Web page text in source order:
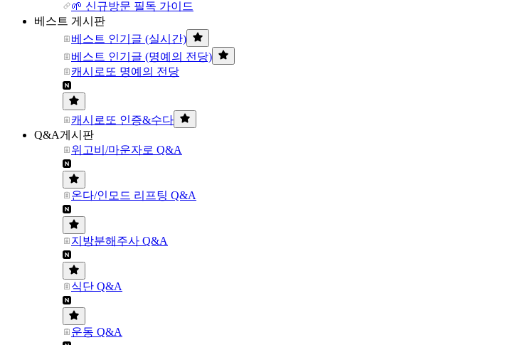
🌱 신규방문 필독 가이드
베스트 게시판
베스트 인기글 (실시간)
베스트 인기글 (명예의 전당)
캐시로또 명예의 전당
캐시로또 인증&수다
Q&A게시판
위고비/마운자로 Q&A
온다/인모드 리프팅 Q&A
지방분해주사 Q&A
식단 Q&A
운동 Q&A